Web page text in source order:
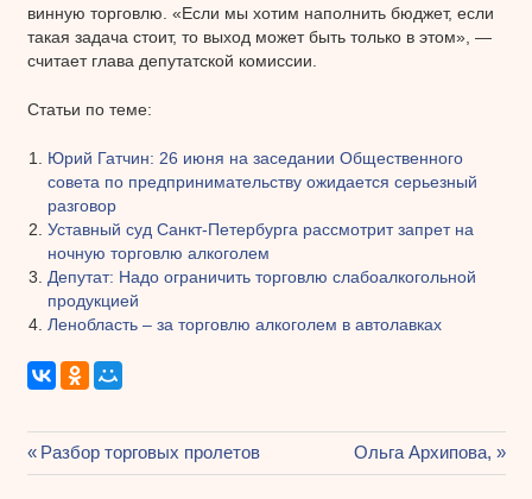
винную торговлю. «Если мы хотим наполнить бюджет, если
такая задача стоит, то выход может быть только в этом», —
считает глава депутатской комиссии.
Статьи по теме:
Юрий Гатчин: 26 июня на заседании Общественного
совета по предпринимательству ожидается серьезный
разговор
Уставный суд Санкт-Петербурга рассмотрит запрет на
ночную торговлю алкоголем
Депутат: Надо ограничить торговлю слабоалкогольной
продукцией
Ленобласть – за торговлю алкоголем в автолавках
Навигация
Предыдущая
запись:
Разбор торговых пролетов
Следующая
запись:
Ольга Архипова,